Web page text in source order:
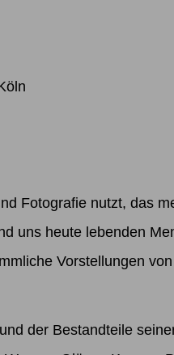
Fotografie nutzt, das
uns heute lebenden
Vorstellungen
der Bestandteile